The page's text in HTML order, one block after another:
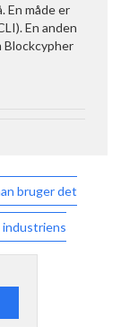
En måde er
En anden
Blockcypher
bruger det
industriens